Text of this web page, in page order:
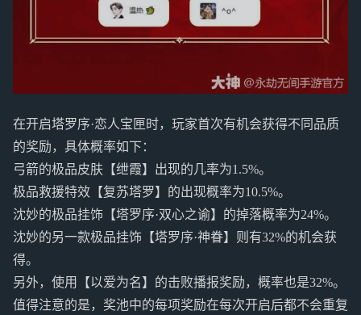
在开启塔罗序·恋人宝匣时，玩家首次有机会获得不同品质
的奖励，具体概率如下：
弓箭的极品皮肤【绁霞】出现的几率为1.5%。
极品救援特效【复苏塔罗】的出现概率为10.5%。
沈妙的极品挂饰【塔罗序·双心之谕】的掉落概率为24%。
沈妙的另一款极品挂饰【塔罗序·神眷】则有32%的机会获
得。
另外，使用【以爱为名】的击败播报奖励，概率也是32%。
值得注意的是，奖池中的每项奖励在每次开启后都不会重复